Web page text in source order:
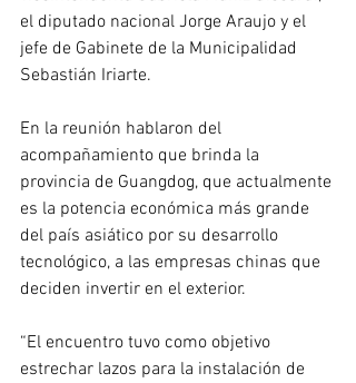
el diputado nacional Jorge Araujo y el
jefe de Gabinete de la Municipalidad
Sebastián Iriarte.
En la reunión hablaron del
acompañamiento que brinda la
provincia de Guangdog, que actualmente
es la potencia económica más grande
del país asiático por su desarrollo
tecnológico, a las empresas chinas que
deciden invertir en el exterior.
“El encuentro tuvo como objetivo
estrechar lazos para la instalación de